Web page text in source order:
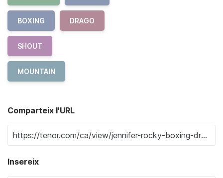
BOXING DRAGO
SHOUT
MOUNTAIN
Comparteix l'URL
Insereix